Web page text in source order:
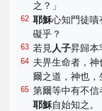
之？」
62 耶穌心知門徒嘖
礙乎？
63 若見人子昇歸本
64 夫畀生命者，神
爾之道，神也，
65 第爾等中有不信
耶穌自始知之。